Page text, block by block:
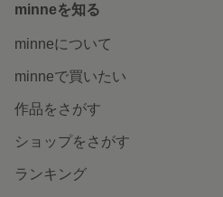
minneを知る
minneについて
minneで買いたい
作品をさがす
ショップをさがす
ランキング